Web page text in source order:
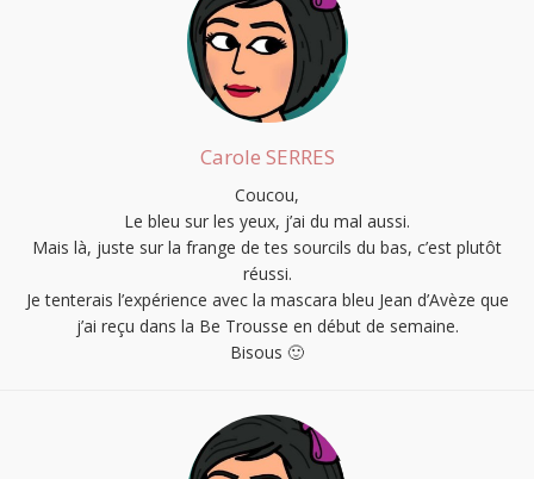
Carole SERRES
Coucou,
Le bleu sur les yeux, j’ai du mal aussi.
Mais là, juste sur la frange de tes sourcils du bas, c’est plutôt
réussi.
Je tenterais l’expérience avec la mascara bleu Jean d’Avèze que
j’ai reçu dans la Be Trousse en début de semaine.
Bisous 🙂